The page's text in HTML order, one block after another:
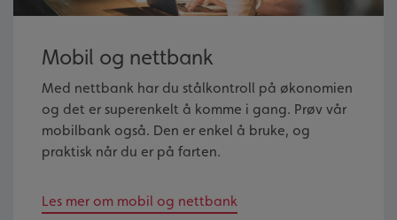
Mobil og nettbank
Med nettbank har du stålkontroll på økonomien
og det er superenkelt å komme i gang. Prøv vår
mobilbank også. Den er enkel å bruke, og
praktisk når du er på farten.
Les mer om mobil og nettbank